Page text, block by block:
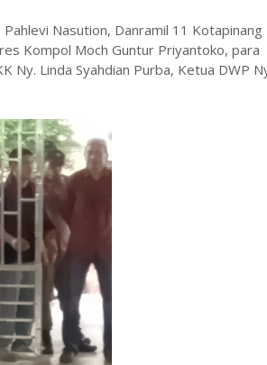
Nasution, Danramil 11 Kotapinang
Kompol Moch Guntur Priyantoko, para
Ny. Linda Syahdian Purba, Ketua DWP